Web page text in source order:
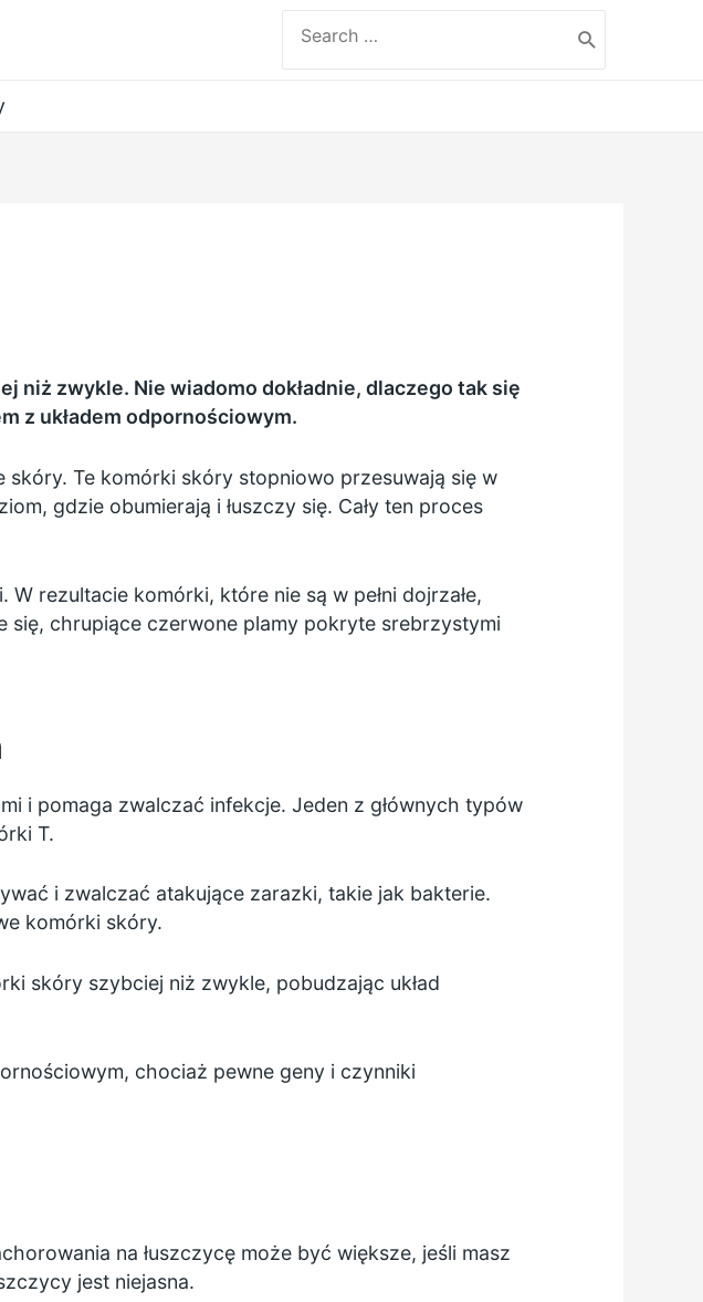
for:
niż zwykle. Nie wiadomo dokładnie, dlaczego tak się
z układem odpornościowym.
skóry. Te komórki skóry stopniowo przesuwają się w
gdzie obumierają i łuszczy się. Cały ten proces
rezultacie komórki, które nie są w pełni dojrzałe,
się, chrupiące czerwone plamy pokryte srebrzystymi
i pomaga zwalczać infekcje. Jeden z głównych typów
T.
i zwalczać atakujące zarazki, takie jak bakterie.
komórki skóry.
skóry szybciej niż zwykle, pobudzając układ
chociaż pewne geny i czynniki
na łuszczycę może być większe, jeśli masz
jest niejasna.